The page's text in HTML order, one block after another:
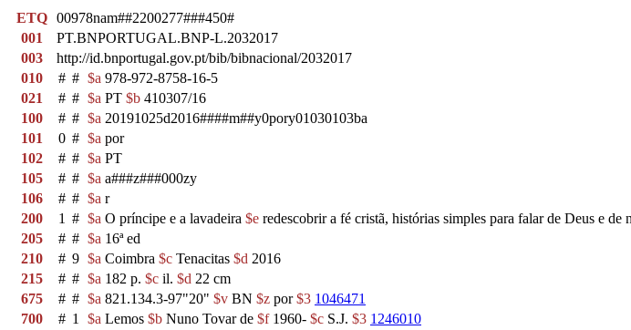
ETQ
00978nam##2200277###450#
001
PT.BNPORTUGAL.BNP-L.2032017
003
http://id.bnportugal.gov.pt/bib/bibnacional/2032017
010
# # $a 978-972-8758-16-5
021
# # $a PT $b 410307/16
100
# # $a 20191025d2016####m##y0pory01030103ba
101
0 # $a por
102
# # $a PT
105
# # $a a###z###000zy
106
# # $a r
200
1 # $a O príncipe e a lavadeira $e redescobrir a fé cristã, histórias simples para falar de Deus e de
205
# # $a 16ª ed
210
# 9 $a Coimbra $c Tenacitas $d 2016
215
# # $a 182 p. $c il. $d 22 cm
675
# # $a 821.134.3-97"20" $v BN $z por$3 1046471
700
# 1 $a Lemos $b Nuno Tovar de $f1960- $c S.J. $3 1246010